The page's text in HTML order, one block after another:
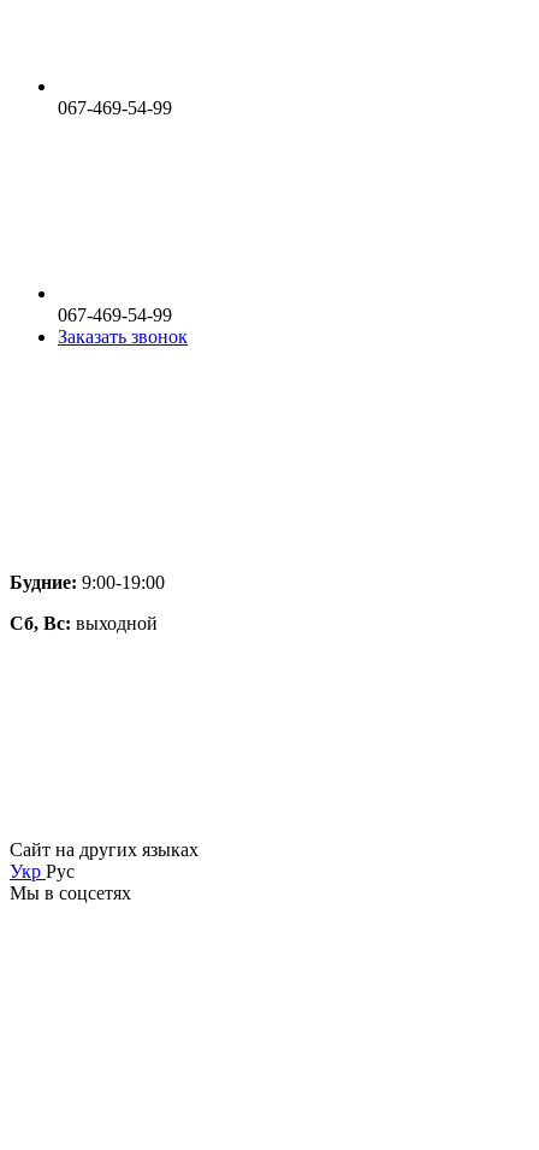
067-469-54-99
067-469-54-99
Заказать звонок
Будние: 9:00-19:00
Сб, Вс: выходной
Сайт на других языках
Укр Рус
Мы в соцсетях